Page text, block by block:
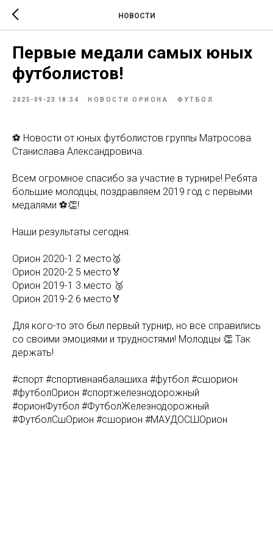
НОВОСТИ
Первые медали самых юных
футболистов!
2025-09-23 18:34 НОВОСТИ ОРИОНА ФУТБОЛ
⚽️ Новости от юных футболистов группы Матросова
Станислава Александровича.
Всем огромное спасибо за участие в турнире! Ребята
большие молодцы, поздравляем 2019 год с первыми
медалями ⚽️👏!
Наши результаты сегодня:
Орион 2020-1 2 место🥈
Орион 2020-2 5 место🏅
Орион 2019-1 3 место 🥉
Орион 2019-2 6 место🏅
Для кого-то это был первый турнир, но все справились
со своими эмоциями и трудностями! Молодцы 👏 Так
держать!
#спорт #спортивнаябалашиха #футбол #сшорион
#футболОрион #спортжелезнодорожный
#орионФутбол #ФутболЖелезнодорожный
#ФутболСшОрион #сшорион #МАУДОСШОрион